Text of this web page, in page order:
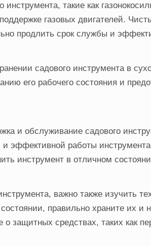
инструмента, такие как
газовых двигателей.
продлить срок службы и
садового инструмента в
его рабочего состояния и
и обслуживание садового
эффективной работы
инструмент в отличном
важно также изучить
правильно храните их и
о защитных средствах, таких как